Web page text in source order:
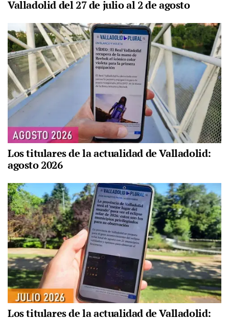
Valladolid del 27 de julio al 2 de agosto
Los titulares de la actualidad de Valladolid:
agosto 2026
Los titulares de la actualidad de Valladolid: